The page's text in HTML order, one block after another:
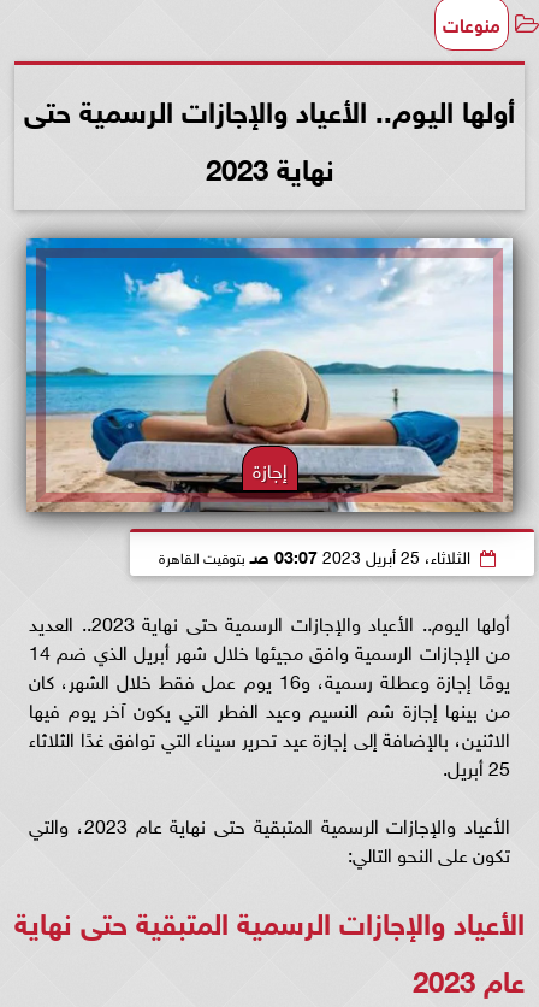
منوعات
أولها اليوم.. الأعياد والإجازات الرسمية حتى
نهاية 2023
إجازة
الثلاثاء، 25 أبريل 2023 03:07 صـ بتوقيت القاهرة
أولها اليوم.. الأعياد والإجازات الرسمية حتى نهاية 2023.. العديد
من الإجازات الرسمية وافق مجيئها خلال شهر أبريل الذي ضم 14
يومًا إجازة وعطلة رسمية، و16 يوم عمل فقط خلال الشهر، كان
من بينها إجازة شم النسيم وعيد الفطر التي يكون آخر يوم فيها
الاثنين، بالإضافة إلى إجازة عيد تحرير سيناء التي توافق غدًا الثلاثاء
25 أبريل.
الأعياد والإجازات الرسمية المتبقية حتى نهاية عام 2023، والتي
تكون على النحو التالي:
الأعياد والإجازات الرسمية المتبقية حتى نهاية
عام 2023